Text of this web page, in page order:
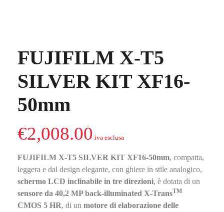
FUJIFILM X-T5
SILVER KIT XF16-
50mm
€2,008.00
FUJIFILM X-T5 SILVER KIT XF16-50mm, compatta,
leggera e dal design elegante, con ghiere in stile analogico,
schermo LCD inclinabile in tre direzioni, è dotata di un
sensore da 40,2 MP back-illuminated X-TransTM
CMOS 5 HR, di un motore di elaborazione delle